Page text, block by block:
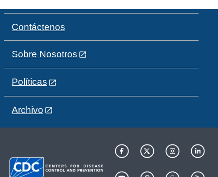
Contáctenos
Sobre Nosotros
Políticas
Archivo